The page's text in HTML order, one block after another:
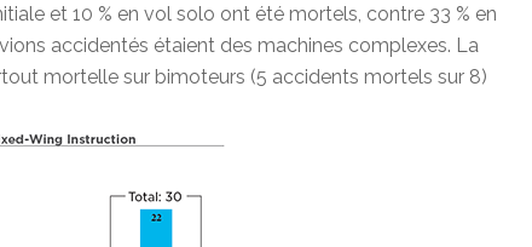
et 10 % en vol solo ont été mortels, contre 33 % en
accidentés étaient des machines complexes. La
mortelle sur bimoteurs (5 accidents mortels sur 8)